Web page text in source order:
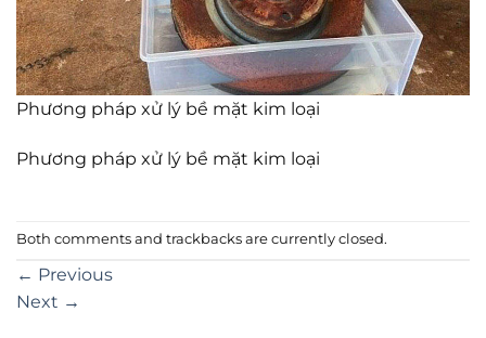
Phương pháp xử lý bề mặt kim loại
Phương pháp xử lý bề mặt kim loại
Both comments and trackbacks are currently closed.
← Previous
Next →